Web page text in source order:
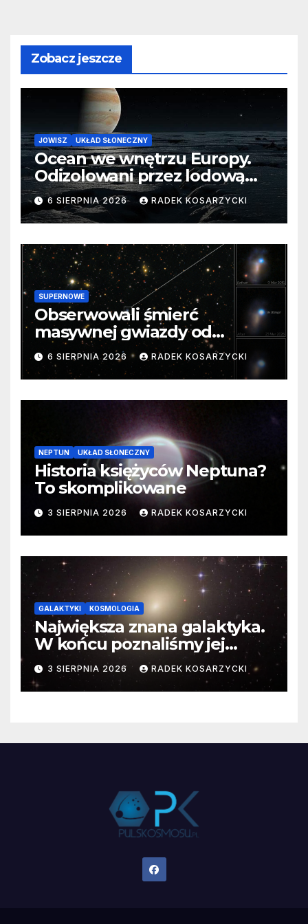
Zobacz jeszcze
JOWISZ UKŁAD SŁONECZNY
Ocean we wnętrzu Europy.
Odizolowani przez lodową
barierę
6 SIERPNIA 2026 RADEK KOSARZYCKI
SUPERNOWE
Obserwowali śmierć
masywnej gwiazdy od
samego początku. Niezwykle
cenne dane
6 SIERPNIA 2026 RADEK KOSARZYCKI
NEPTUN UKŁAD SŁONECZNY
Historia księżyców Neptuna?
To skomplikowane
3 SIERPNIA 2026 RADEK KOSARZYCKI
GALAKTYKI KOSMOLOGIA
Największa znana galaktyka.
W końcu poznaliśmy jej
faktyczne wymiary
3 SIERPNIA 2026 RADEK KOSARZYCKI